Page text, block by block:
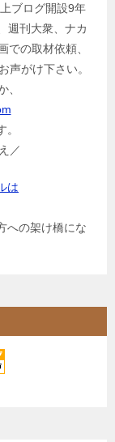
ブログ開設9年
週刊大衆、ナカ
での取材依頼、
声がけ下さい。
、
／
は
への架け橋にな